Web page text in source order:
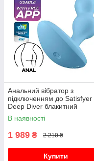
Анальний вібратор з
підключенням до Satisfyer
Deep Diver блакитний
В наявності
1 989 ₴ 2 210 ₴
Купити